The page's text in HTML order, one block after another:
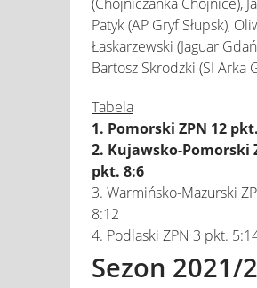
Patyk (AP Gryf Słupsk),
Łaskarzewski (Jaguar
Bartosz Skrodzki (SI Arka
Tabela
1. Pomorski ZPN 12
2. Kujawsko-Pomorski
pkt. 8:6
3. Warmińsko-Mazurski
8:12
4. Podlaski ZPN 3 pkt.
Sezon 2021/